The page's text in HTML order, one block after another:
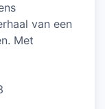
van een
Met